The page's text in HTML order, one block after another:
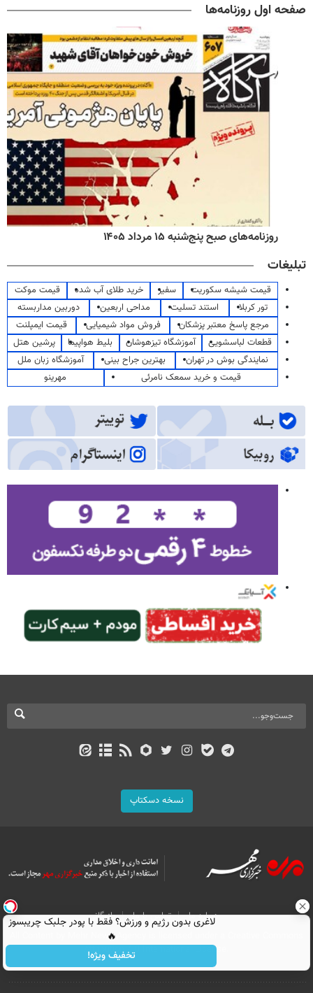
صفحه اول روزنامه‌ها
روزنامه‌های صبح پنج‌شنبه ۱۵ مرداد ۱۴۰۵
تبلیغات
قیمت شیشه سکوریت سفیر خرید طلای آب شده
قیمت موکت
تور کربلا
استند تسلیت مداحی اربعین
دوربین مداربسته
مرجع پاسخ معتبر پزشکان
فروش مواد شیمیایی
قیمت ایمپلنت
قطعات لباسشویی
آموزشگاه تیزهوشان بلیط هواپیما
پرشین هتل
نمایندگی بوش در تهران
بهترین جراح بینی
آموزشگاه زبان ملل
قیمت و خرید سمعک نامرئی
مهرینو
نسخه دسکتاپ
درباره ما تماس با ما
بازرگانی
All Content by Mehr News Agency is licensed under a Creative Commons
Attribution 4.0 International License.
لاغری بدون رژیم و ورزش؟ فقط با پودر جلبک چریبسوز
🔥
تخفیف ویژه!